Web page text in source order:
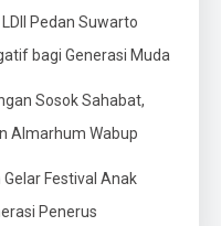
LDII Pedan Suwarto
bagi Generasi Muda
Sosok Sahabat,
Almarhum Wabup
Gelar Festival Anak
Penerus